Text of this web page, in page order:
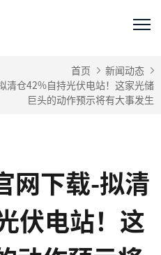
首页
新闻动态
清仓42%自持光伏电站！这家光储
巨头的动作预示将有大事发生
网下载-拟清
伏电站！这